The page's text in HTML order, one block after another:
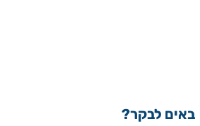
באים לבקר?